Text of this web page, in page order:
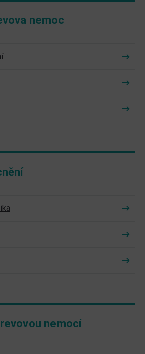
nemoc
nemocí